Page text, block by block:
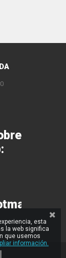
esta
la web significa
que usemos
información.